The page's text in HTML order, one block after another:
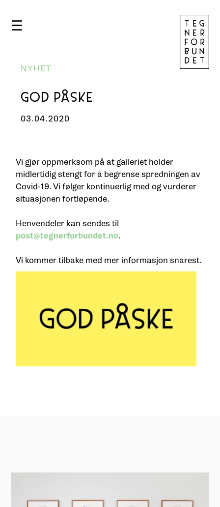
☰
NYHET
GOD PÅSKE
03.04.2020
Vi gjør oppmerksom på at galleriet holder
midlertidig stengt for å begrense spredningen av
Covid-19. Vi følger kontinuerlig med og vurderer
situasjonen fortløpende.
Henvendeler kan sendes til
post@tegnerforbundet.no.
Vi kommer tilbake med mer informasjon snarest.